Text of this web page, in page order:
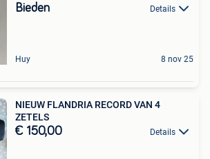
Bieden Details
Huy 8 nov 25
NIEUW FLANDRIA RECORD VAN 4
ZETELS
€ 150,00 Details